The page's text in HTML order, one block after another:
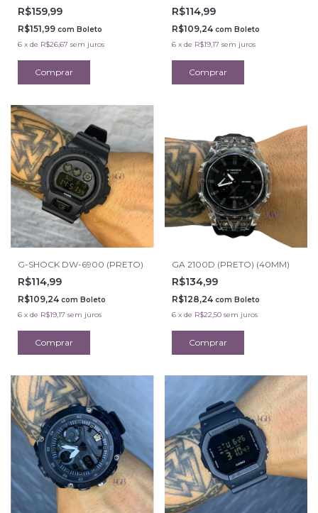
R$159,99
R$151,99 com Boleto
6 x de R$26,67 sem juros
R$114,99
R$109,24 com Boleto
6 x de R$19,17 sem juros
G-SHOCK DW-6900 (PRETO)
R$114,99
R$109,24 com Boleto
6 x de R$19,17 sem juros
GA 2100D (PRETO) (40MM)
R$134,99
R$128,24 com Boleto
6 x de R$22,50 sem juros